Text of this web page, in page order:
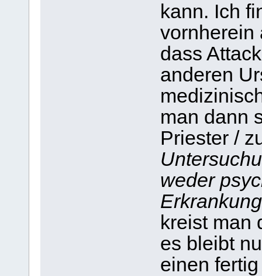
kann. Ich
vornherein
dass
anderen
man dann
Priester /
weder
kreist man
es bleibt
einen